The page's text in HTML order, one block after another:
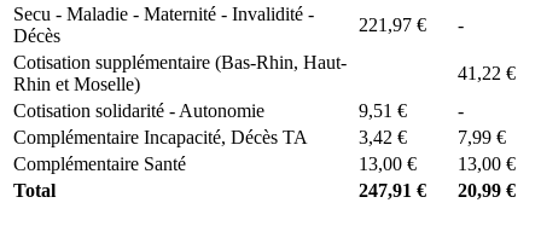
Secu - Maladie - Maternité - Invalidité -
Décès
221,97 €
-
Cotisation supplémentaire (Bas-Rhin, Haut-
Rhin et Moselle)
41,22 €
Cotisation solidarité - Autonomie
9,51 €
-
Complémentaire Incapacité, Décès TA
3,42 €
7,99 €
Complémentaire Santé
13,00 €
13,00 €
Total
247,91 € 20,99 €